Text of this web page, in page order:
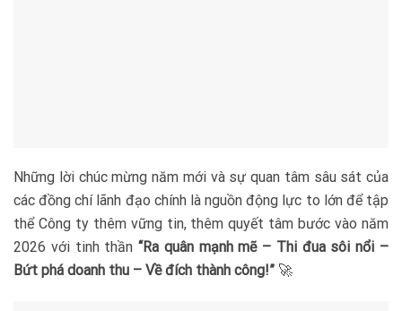
Những lời chúc mừng năm mới và sự quan tâm sâu sát của
các đồng chí lãnh đạo chính là nguồn động lực to lớn để tập
thể Công ty thêm vững tin, thêm quyết tâm bước vào năm
2026 với tinh thần“Ra quân mạnh mẽ – Thi đua sôi nổi –
Bứt phá doanh thu – Về đích thành công!” 🚀